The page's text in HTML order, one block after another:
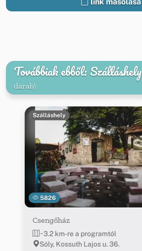
Továbbiak ebből: Szálláshely
darab)
5826
Szálláshely
Csengőház
~3.2 km-re a programtól
Sóly, Kossuth Lajos u. 36.